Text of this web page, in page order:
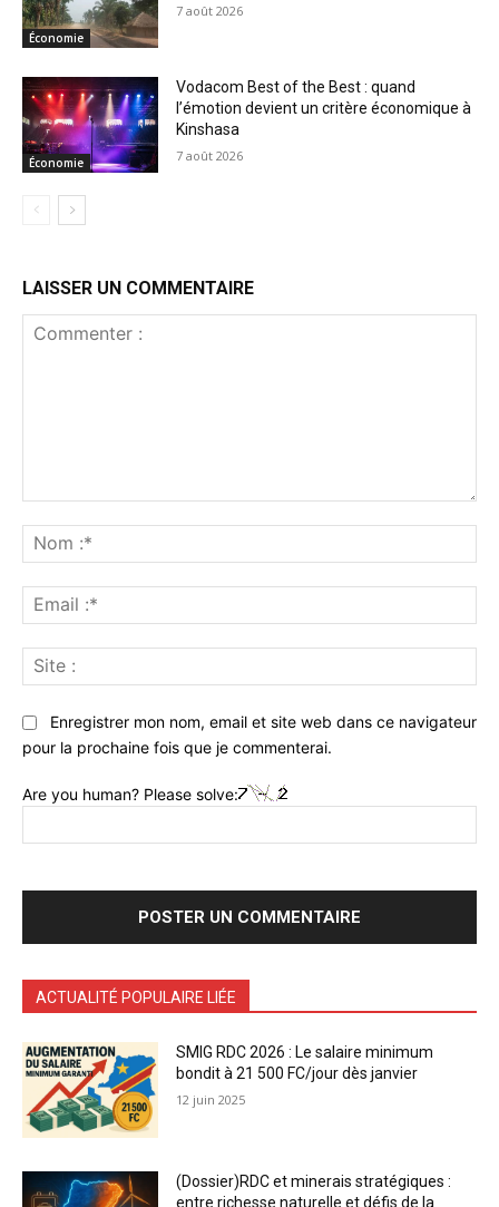
Économie
7 août 2026
Économie
Vodacom Best of the Best : quand
l’émotion devient un critère économique à
Kinshasa
7 août 2026
LAISSER UN COMMENTAIRE
:*
:*
:
Enregistrer mon nom, email et site web dans ce navigateur
pour la prochaine fois que je commenterai.
Are you human? Please solve:
ACTUALITÉ POPULAIRE LIÉE
SMIG RDC 2026 : Le salaire minimum
bondit à 21 500 FC/jour dès janvier
12 juin 2025
(Dossier)RDC et minerais stratégiques :
entre richesse naturelle et défis de la